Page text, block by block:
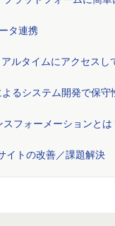
タ連携
ルタイムにアクセスし
るシステム開発で保守
スフォーメーションと
イトの改善／課題解決